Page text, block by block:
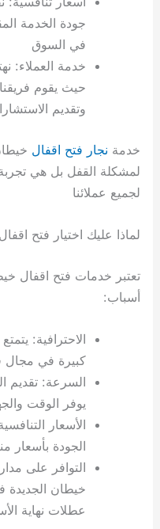
جودة الخدمة
في السوق
خدمة العملاء:
حيث يقوم فريقنا
وتقديم
خدمة نجار فتح اقفال
لمشكلة القفل بل هي
لجميع عملائنا
لماذا عليك اختيار فتح
تعتبر خدمات فتح اقفال
أسباب:
الاحترافية:
كبيرة في مجال
السرعة: تقديم
يوفر الوقت
الأسعار
الجودة بأسعار
التوافر على
خيطان الجديدة
عطلات نهاية